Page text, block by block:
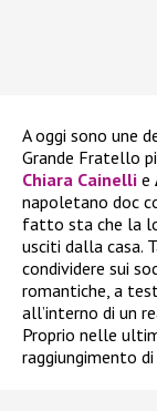
A oggi sono une
Grande Fratello
Chiara Cainelli e
napoletano doc
fatto sta che la
usciti dalla casa.
condividere sui
romantiche, a
all’interno di un
Proprio nelle
raggiungimento